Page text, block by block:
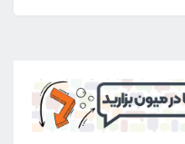
انتخاب و خرید مورد
توانست ساعات خوشی را
و به راحتی جا به جا